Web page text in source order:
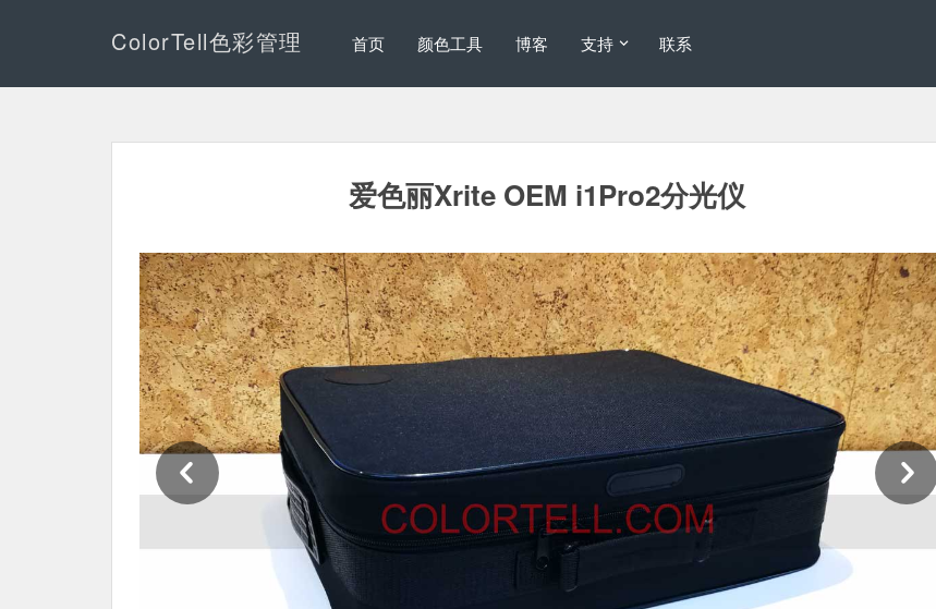
ColorTell色彩管理 首页 颜色工具 博客 支持 联系
爱色丽Xrite OEM i1Pro2分光仪
Previous Slide